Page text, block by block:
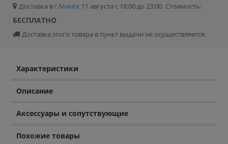
Доставка в г.Минск 11 августа с 18:00 до 23:00. Стоимость:
БЕСПЛАТНО
Доставка этого товара в пункт выдачи не осуществляется
Характеристики
Описание
Аксессуары и сопутствующие
Похожие товары